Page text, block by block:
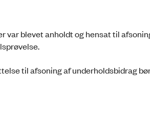
var blevet anholdt og hensat til
til afsoning af underholdsbidrag